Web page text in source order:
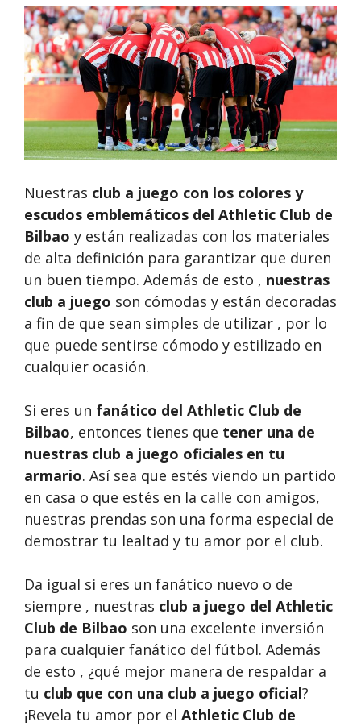
Nuestras club a juego con los colores y
escudos emblemáticos del Athletic Club de
Bilbao y están realizadas con los materiales
de alta definición para garantizar que duren
un buen tiempo. Además de esto , nuestras
club a juego son cómodas y están decoradas
a fin de que sean simples de utilizar , por lo
que puede sentirse cómodo y estilizado en
cualquier ocasión.
Si eres un fanático del Athletic Club de
Bilbao, entonces tienes que tener una de
nuestras club a juego oficiales en tu
armario. Así sea que estés viendo un partido
en casa o que estés en la calle con amigos,
nuestras prendas son una forma especial de
demostrar tu lealtad y tu amor por el club.
Da igual si eres un fanático nuevo o de
siempre , nuestras club a juego del Athletic
Club de Bilbao son una excelente inversión
para cualquier fanático del fútbol. Además
de esto , ¿qué mejor manera de respaldar a
tu club que con una club a juego oficial?
¡Revela tu amor por el Athletic Club de